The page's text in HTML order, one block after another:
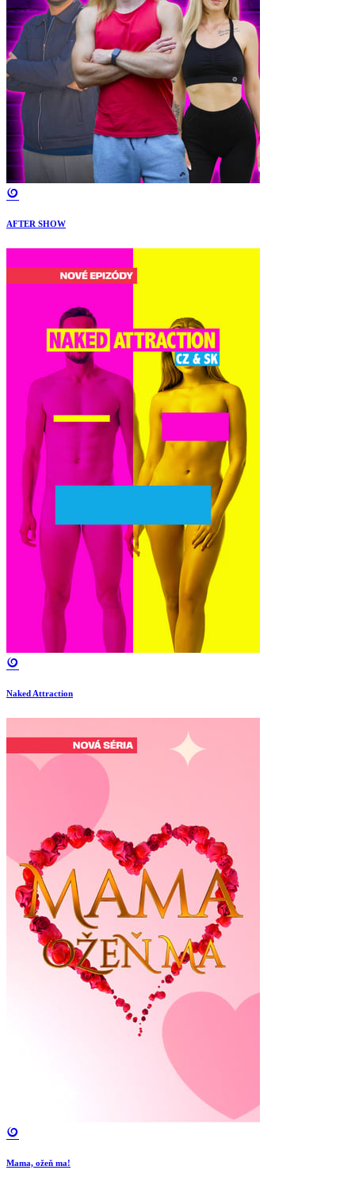
AFTER SHOW
Naked Attraction
Mama, ožeň ma!